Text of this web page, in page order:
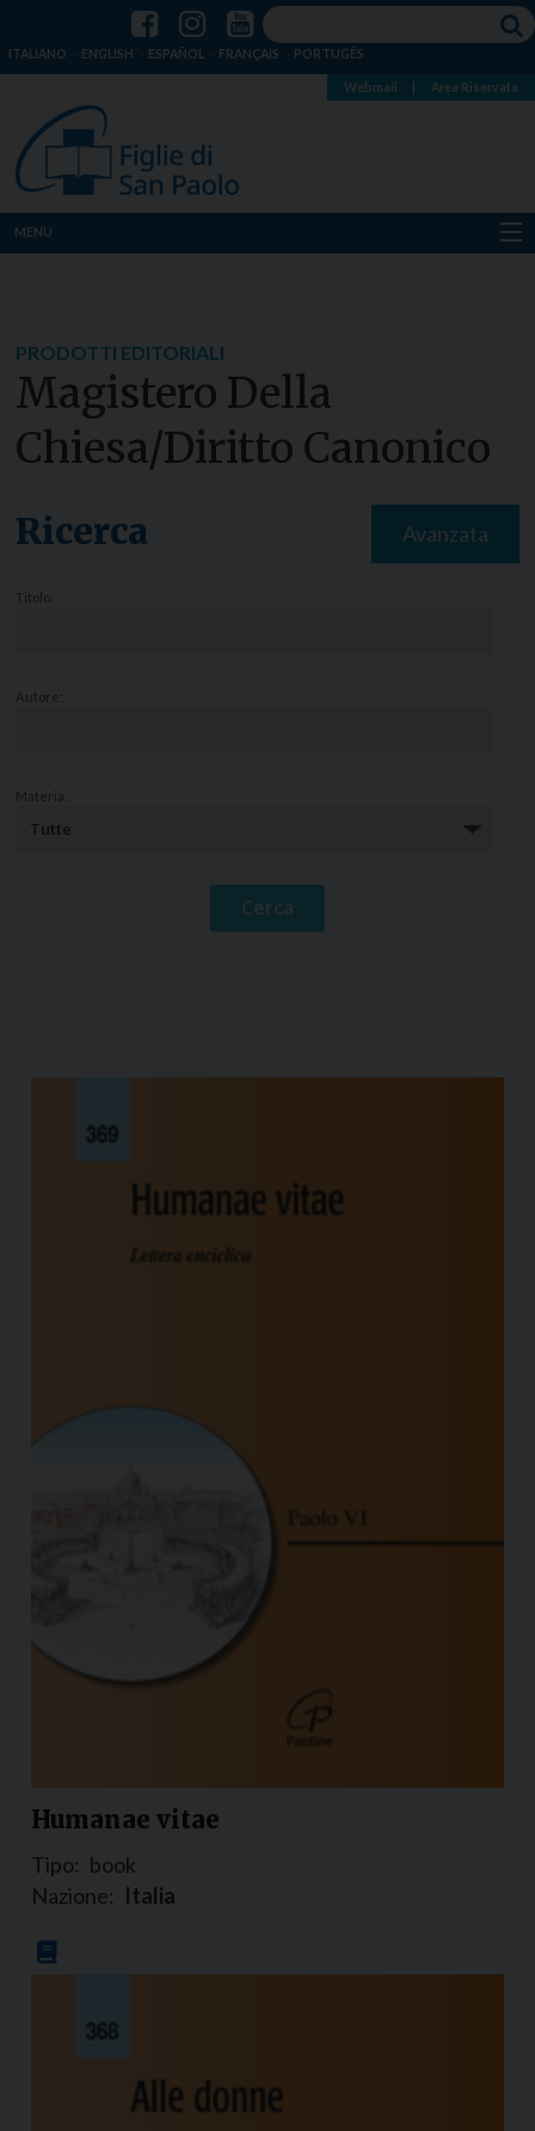
ITALIANO ENGLISH ESPAÑOL FRANÇAIS PORTUGÊS
Webmail Area Riservata
MENU
Notizie
Risorse
Media
PRODOTTI EDITORIALI
Magistero Della
Chiesa/diritto Canonico
Ricerca Avanzata
Titolo:
Autore:
Materia:
Humanae vitae
Tipo: book
Nazione: Italia